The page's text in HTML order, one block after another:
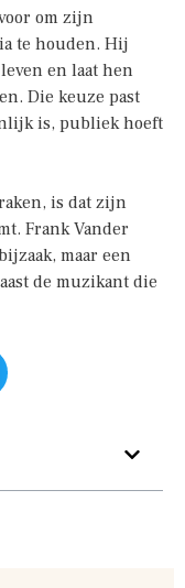
om zijn
te houden. Hij
en laat hen
Die keuze past
is, publiek hoeft
is dat zijn
Frank Vander
maar een
de muzikant die